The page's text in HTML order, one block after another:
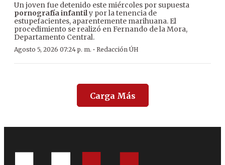
Un joven fue detenido este miércoles por supuesta
pornografía infantily por la tenencia de
estupefacientes, aparentemente marihuana. El
procedimiento se realizó en Fernando de la Mora,
Departamento Central.
Agosto 5, 2026 07:24 p. m. · Redacción ÚH
Carga Más